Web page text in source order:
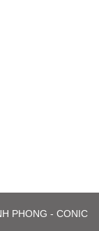
PHONG - CONIC